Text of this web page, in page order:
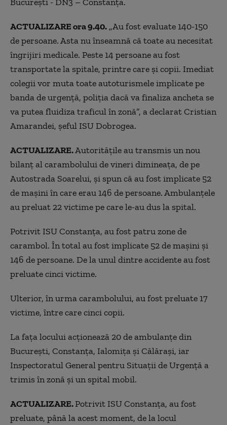
București - DN3 – Constanța.
ACTUALIZARE ora 9.40.„Au fost evaluate 140-150
de persoane. Asta nu înseamnă că toate au necesitat
îngrijiri medicale. Peste 14 persoane au fost
transportate la spitale, printre care și copii. Imediat
colegii vor muta toate autoturismele implicate pe
banda de urgență, poliția dacă va finaliza ancheta se
va putea fluidiza traficul în zonă”, a declarat Cristian
Amarandei, șeful ISU Dobrogea.
ACTUALIZARE.Autoritățile au transmis un nou
bilanț al carambolului de vineri dimineața, de pe
Autostrada Soarelui, și spun că au fost implicate 52
de mașini în care erau 146 de persoane. Ambulanțele
au preluat 22 victime pe care le-au dus la spital.
Potrivit ISU Constanța, au fost patru zone de
carambol. În total au fost implicate 52 de mașini și
146 de persoane. De la unul dintre accidente au fost
preluate cinci victime.
Ulterior, în urma carambolului, au fost preluate 17
victime, între care cinci copii.
La fața locului acționează 20 de ambulanțe din
București, Constanța, Ialomița și Călărași, iar
Inspectoratul General pentru Situații de Urgență a
trimis în zonă și un spital mobil.
ACTUALIZARE.Potrivit ISU Constanța, au fost
preluate, până la acest moment, de la locul